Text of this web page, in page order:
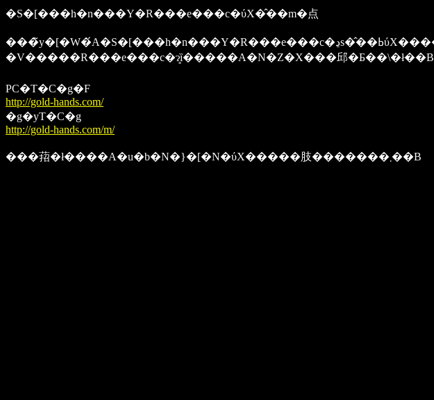
�S�[���h�n���Y�R���e���c�ύX�̂��m�点
�V�����R���e���c�ɂ͈ȉ�����A�N�Z�X���邱�Ƃ��\�ł��B
PC�T�C�g�F
http://gold-hands.com/
�g�уT�C�g
http://gold-hands.com/m/
���萔�ł����A�u�b�N�}�[�N�ύX�����肢�������܂��B